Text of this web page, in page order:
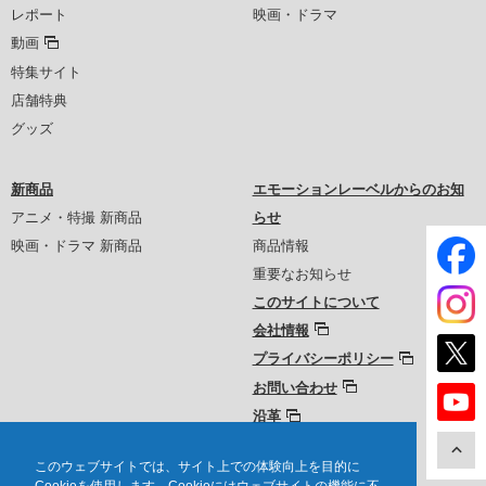
このウェブサイトでは、サイト上での体験向上を目的に
レポート
動画
特集サイト
店舗特典
グッズ
映画・ドラマ
新商品
アニメ・特撮 新商品
映画・ドラマ 新商品
エモーションレーベルからのお知
らせ
商品情報
重要なお知らせ
このサイトについて
会社情報
プライバシーポリシー
お問い合わせ
沿革